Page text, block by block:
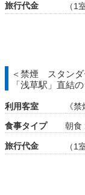
旅行代金 （1
＜禁煙 スタンダ
「浅草駅」直結
利用客室
《
食事タイプ
朝食
旅行代金 （1